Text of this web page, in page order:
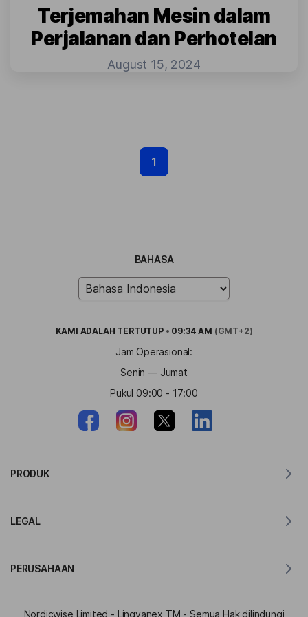
Terjemahan Mesin dalam
Perjalanan dan Perhotelan
August 15, 2024
1
BAHASA
KAMI ADALAH TERTUTUP • 09:34 AM (GMT+2)
Jam Operasional:
Senin — Jumat
Pukul 09:00 - 17:00
PRODUK
Penerjemah untuk Edge
LEGAL
Formulir Pendaftaran Program Afiliasi
PERUSAHAAN
Nordicwise Limited - Lingvanex TM - Semua Hak dilindungi